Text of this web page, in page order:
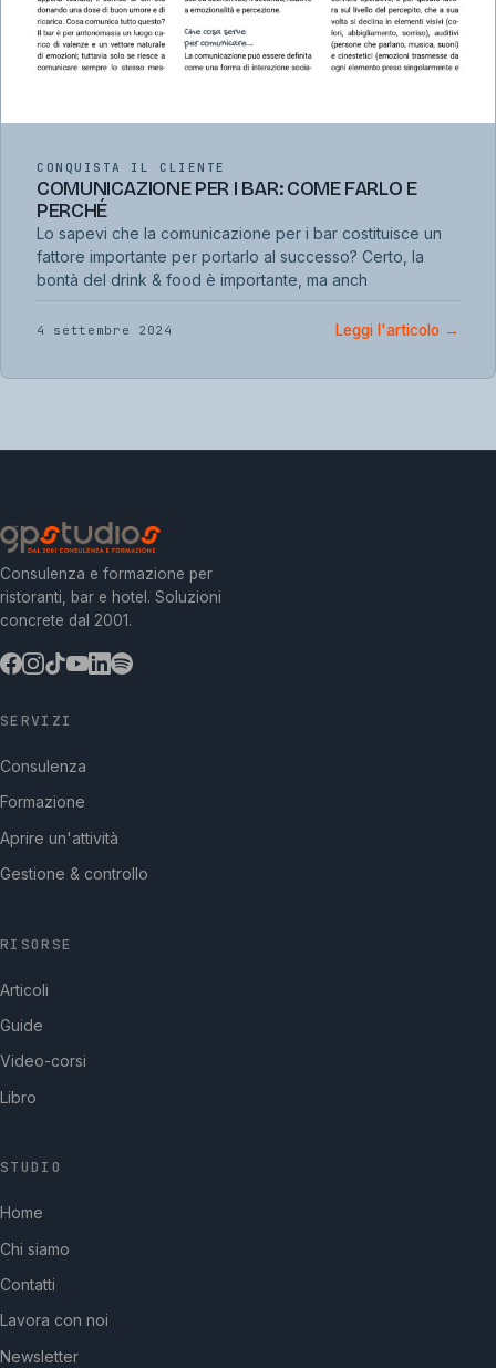
CONQUISTA IL CLIENTE
COMUNICAZIONE PER I BAR: COME FARLO E
PERCHÉ
Lo sapevi che la comunicazione per i bar costituisce un
fattore importante per portarlo al successo? Certo, la
bontà del drink & food è importante, ma anch
4 settembre 2024 Leggi l'articolo →
Consulenza e formazione per
ristoranti, bar e hotel. Soluzioni
concrete dal 2001.
SERVIZI
Consulenza
Formazione
Aprire un'attività
Gestione & controllo
RISORSE
Articoli
Guide
Video-corsi
Libro
STUDIO
Home
Chi siamo
Contatti
Lavora con noi
Newsletter